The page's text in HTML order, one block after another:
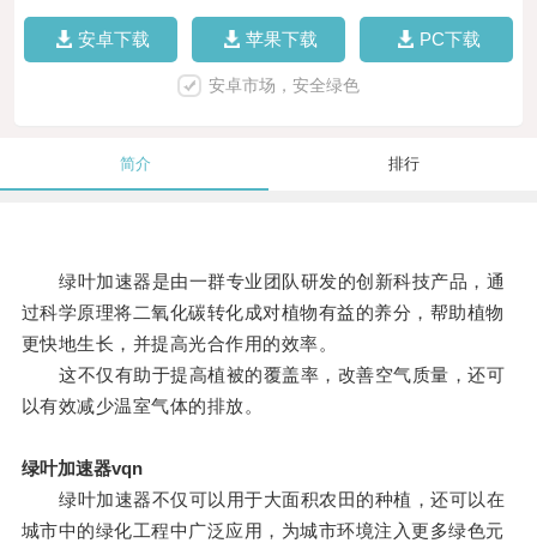
安卓下载 苹果下载 PC下载
安卓市场，安全绿色
简介 排行
绿叶加速器是由一群专业团队研发的创新科技产品，通
过科学原理将二氧化碳转化成对植物有益的养分，帮助植物
更快地生长，并提高光合作用的效率。
这不仅有助于提高植被的覆盖率，改善空气质量，还可
以有效减少温室气体的排放。
绿叶加速器vqn
绿叶加速器不仅可以用于大面积农田的种植，还可以在
城市中的绿化工程中广泛应用，为城市环境注入更多绿色元